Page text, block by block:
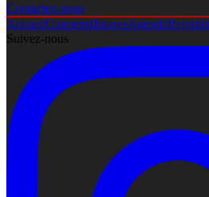
Contactez-nous
AccueilConcertsŒuvresAgenda
Suivez-nous